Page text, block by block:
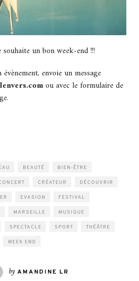
souhaite un bon week-end !!!
envoie un message
ou avec le formulaire de
BEAUTÉ BIEN-ÊTRE
CRÉATEUR DÉCOUVRIR
EVASION FESTIVAL
MARSEILLE MUSIQUE
SPECTACLE SPORT THÉÂTRE
WEEK END
by AMANDINE LR